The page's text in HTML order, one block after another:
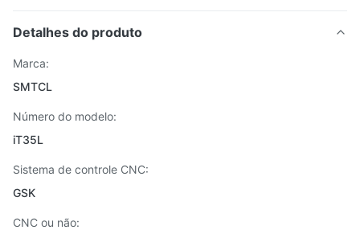
Detalhes do produto
Marca:
SMTCL
Número do modelo:
iT35L
Sistema de controle CNC:
GSK
CNC ou não: